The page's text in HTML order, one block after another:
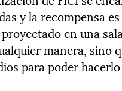
y la recompensa
en una
manera, sino
para poder